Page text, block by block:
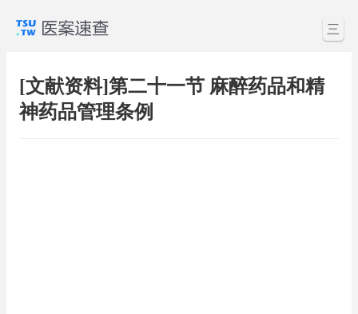
三
[文献资料]第二十一节 麻醉药品和精
神药品管理条例